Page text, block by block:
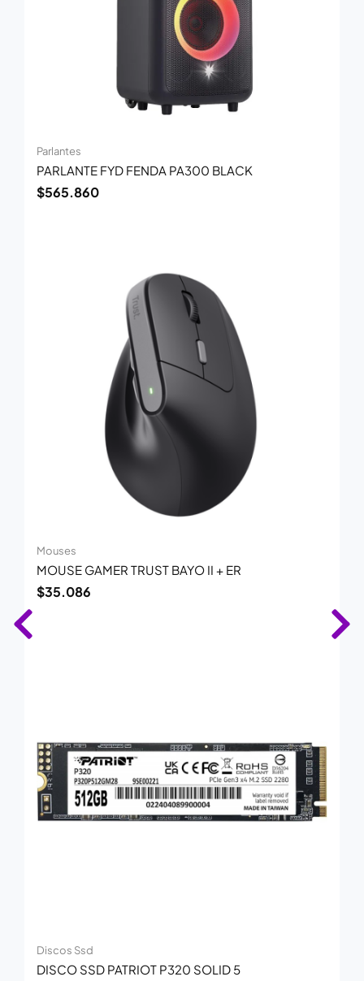
Parlantes
PARLANTE FYD FENDA PA300 BLACK
$565.860
Mouses
MOUSE GAMER TRUST BAYO II + ER
$35.086
Discos Ssd
DISCO SSD PATRIOT P320 SOLID 5